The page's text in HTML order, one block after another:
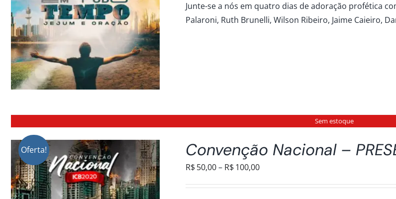
R$30,00
através
Junte-se a nós em quatro dias de adoração profética
Palaroni, Ruth Brunelli, Wilson Ribeiro, Jaime Caieiro,
Sem estoque
Oferta! Convenção Nacional –
R$50,00– R$100,00Faixa